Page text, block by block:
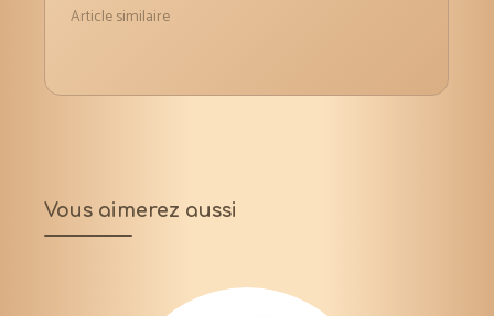
Article similaire
Vous aimerez aussi